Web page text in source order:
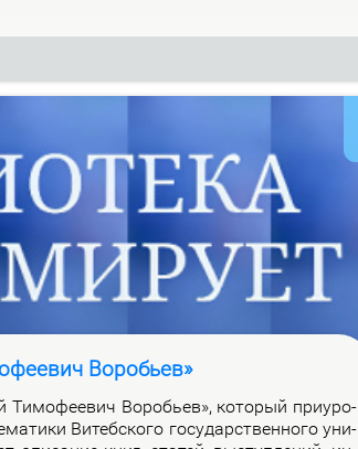
Воробьев»
Ти­мо­фе­е­вич Во­ро­бьев», ко­то­рый при­уро­
Ви­теб­ско­го го­судар­ствен­но­го уни­